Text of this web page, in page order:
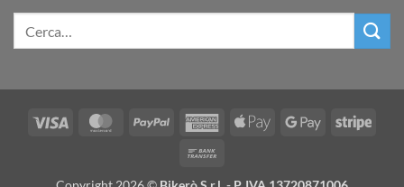
Visa MasterCardPayPal
AmericanApple
Google
Stripe